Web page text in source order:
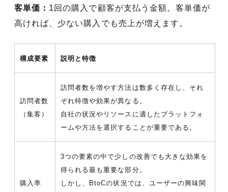
客単価： 1回の購入で顧客が支払う金額。客単価が
高ければ、少ない購入でも売上が増えます。
構成要素 説明と特徴
訪問者数
（集客）
訪問者数を増やす方法は数多く存在し、それ
ぞれ特徴や効果が異なる。
自社の状況やリソースに適したプラットフォ
ームや方法を選択することが重要である。
購入率
3つの要素の中で少しの改善でも大きな効果を
得られる最も重要な部分。
しかし、BtoCの状況では、ユーザーの興味関